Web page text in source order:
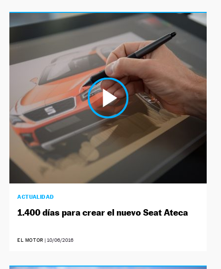
ACTUALIDAD
1.400 días para crear el nuevo Seat Ateca
EL MOTOR | 10/06/2016